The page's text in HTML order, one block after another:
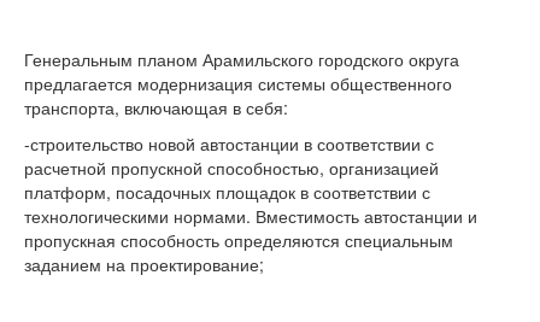
Генеральным планом Арамильского городского округа
предлагается модернизация системы общественного
транспорта, включающая в себя:
-строительство новой автостанции в соответствии с
расчетной пропускной способностью, организацией
платформ, посадочных площадок в соответствии с
технологическими нормами. Вместимость автостанции и
пропускная способность определяются специальным
заданием на проектирование;